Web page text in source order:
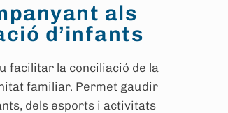
als
d’infants
facilitar la conciliació de la
familiar. Permet gaudir
dels esports i activitats